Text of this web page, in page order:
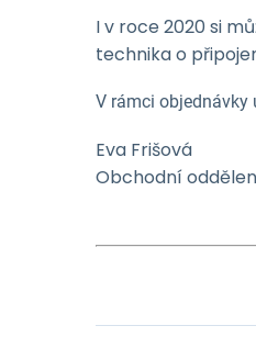
I v roce 2020 si
technika o
V rámci objednávky
Eva Frišová
Obchodní